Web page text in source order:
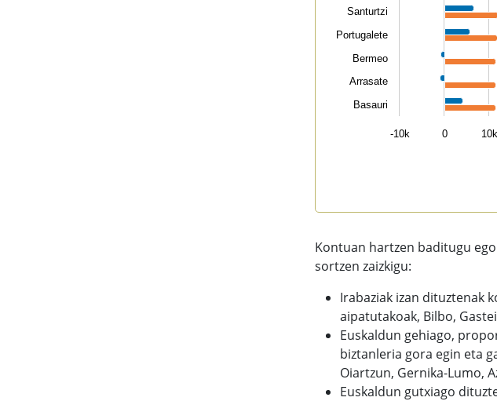
Santurtzi
Portugalete
Bermeo
Arrasate
Basauri
-10k 0 10k
Kontuan hartzen baditugu
sortzen zaizkigu:
Irabaziak izan dituztenak
aipatutakoak, Bilbo,
Euskaldun gehiago,
biztanleria gora egin eta
Oiartzun, Gernika-Lumo,
Euskaldun gutxiago